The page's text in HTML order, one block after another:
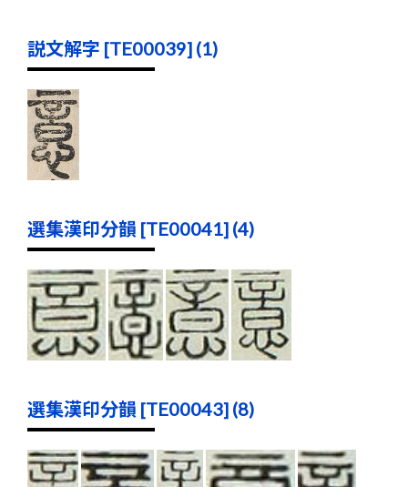
説文解字 [TE00039] (1)
選集漢印分韻 [TE00041] (4)
選集漢印分韻 [TE00043] (8)